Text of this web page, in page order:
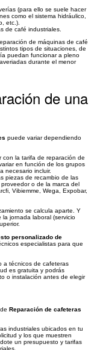
(para ello se suele hacer
como el sistema hidráulico,
etc.).
de café industriales.
de máquinas de café
tipos de situaciones, de
puedan funcionar a pleno
durante el menor
de una
puede variar dependiendo
la tarifa de reparación de
en función de los grupos
necesario incluir.
piezas de recambio de las
o de la marca del
Vibiemme, Wega, Expobar,
se calcula aparte. Y
jornada laboral (servicio
personalizado de
especialistas para que
a técnicos de cafeteras
es gratuita y podrás
o instalación antes de elegir
Reparación de cafeteras
industriales ubicados en tu
y los que muestren
un presupuesto y tarifas